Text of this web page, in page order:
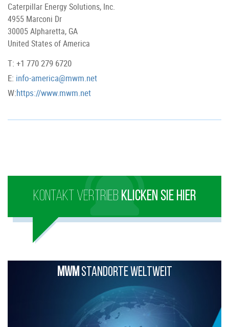
Caterpillar Energy Solutions, Inc.
4955 Marconi Dr
30005 Alpharetta, GA
United States of America
T: +1 770 279 6720
E: info-america@mwm.net
W:https://www.mwm.net
KONTAKT VERTRIEB KLICKEN SIE HIER
MWMSTANDORTE WELTWEIT